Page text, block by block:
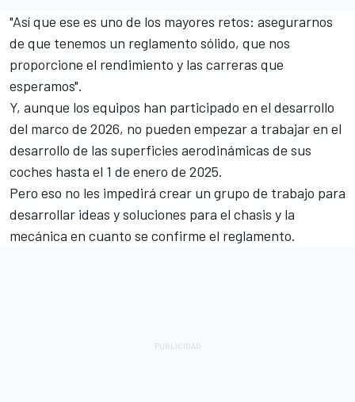
"Así que ese es uno de los mayores retos: asegurarnos
de que tenemos un reglamento sólido, que nos
proporcione el rendimiento y las carreras que
esperamos".
Y, aunque los equipos han participado en el desarrollo
del marco de 2026, no pueden empezar a trabajar en el
desarrollo de las superficies aerodinámicas de sus
coches hasta el 1 de enero de 2025.
Pero eso no les impedirá crear un grupo de trabajo para
desarrollar ideas y soluciones para el chasis y la
mecánica en cuanto se confirme el reglamento.